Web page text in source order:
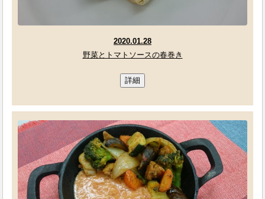
2020.01.28
野菜とトマトソースの春巻き
詳細